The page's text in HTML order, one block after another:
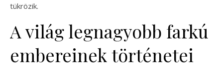
tükrözik.
A világ legnagyobb farkú
embereinek történetei